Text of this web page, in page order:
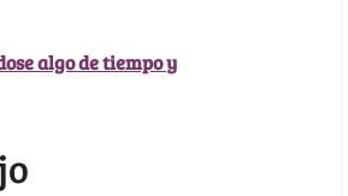
algo de tiempo y